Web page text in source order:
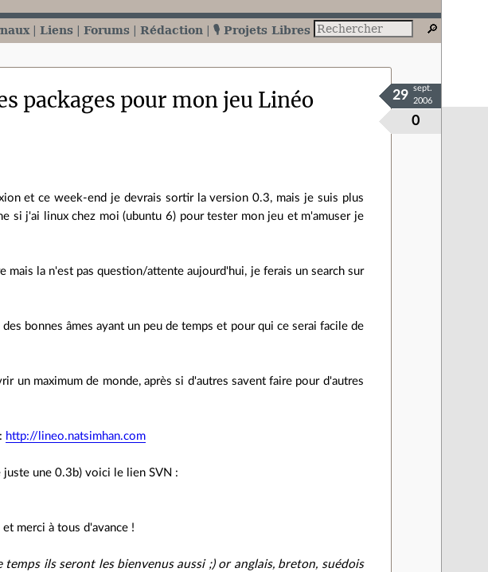
Liens Forums Rédaction 🎙️ Projets Libres
packages pour mon jeu Linéo
0
29
sept.
2006
et ce week-end je devrais sortir la version 0.3, mais je suis plus
si j'ai linux chez moi (ubuntu 6) pour tester mon jeu et m'amuser je
mais la n'est pas question/attente aujourd'hui, je ferais un search sur
bonnes âmes ayant un peu de temps et pour qui ce serai facile de
un maximum de monde, après si d'autres savent faire pour d'autres
http://lineo.natsimhan.com
juste une 0.3b) voici le lien SVN :
merci à tous d'avance !
ils seront les bienvenus aussi ;) or anglais, breton, suédois